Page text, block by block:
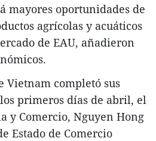
mayores oportunidades de
agrícolas y acuáticos
de EAU, añadieron
Vietnam completó sus
primeros días de abril, el
y Comercio, Nguyen Hong
Estado de Comercio